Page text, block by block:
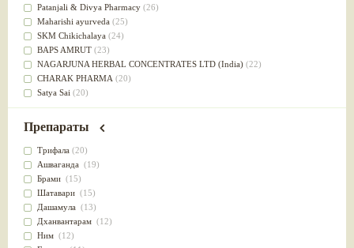
Для полости рта(32)
Дефицит железа(31)
Для лица(31)
Употребление в пищу
Ароматерапия(29)
Жаропонижающее(29)
для памяти(28)
для почек(28)
Слабительное (28)
Афродизиак(27)
Напитки(27)
Для йоги (27)
Для потенции(26)
Для душа(25)
для концентрации внимания
при нарушении эрекции
Patanjali & Divya Pharmacy (26)
Maharishi ayurveda (25)
SKM Chikichalaya (24)
BAPS AMRUT (23)
NAGARJUNA HERBAL CONCENTRATES LTD (India) (22)
CHARAK PHARMA (20)
Satya Sai (20)
Vyas(20)
Kerala Ayurveda
(19)
Organic India pvt ltd
Lalita(16)
Ashtang Herbals
Alarsin(14)
Vasu Health care
Baraka(13)
Dabur India Ltd
Препараты
Трифала (20)
Ашваганда (19)
Брами (15)
Шатавари (15)
Дашамула (13)
Дханвантарам (12)
Ним (12)